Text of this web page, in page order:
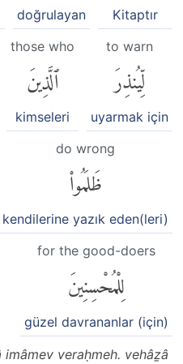
Kitaptır
doğrulayan
to warn
لِّيُنذِرَ
uyarmak için
those who
ٱلَّذِينَ
kimseleri
do wrong
ظَلَمُوا۟
kendilerine yazık eden(leri)
for the good-doers
لِلْمُحْسِنِينَ
güzel davrananlar (için)
veraḥmeh. vehâẕâ